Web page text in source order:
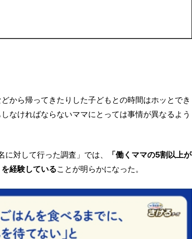
から帰ってきたりした子どもとの時間はホッとでき
ければならないママにとっては事情が異なるよう
対して行った調査」では、
「働くママの5割以上が
経験していることが明らかになった。